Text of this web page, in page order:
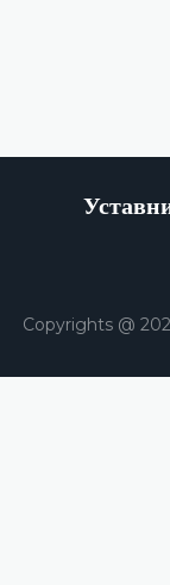
Copyrights @